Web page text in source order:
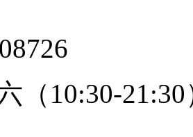
（10:30-21:30